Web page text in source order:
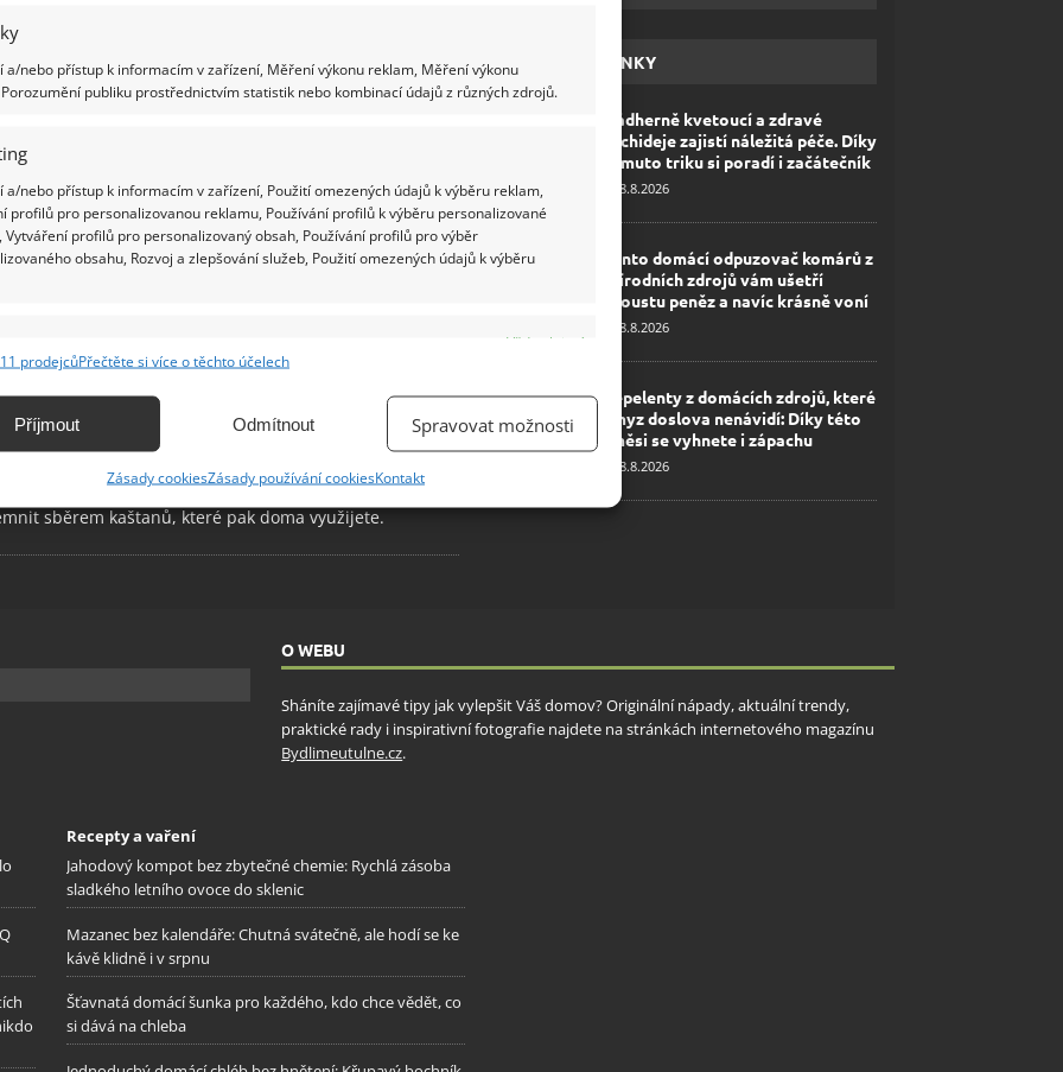
a/nebo přístup k informacím v zařízení, Měření výkonu reklam, Měření výkonu
publiku prostřednictvím statistik nebo kombinací údajů z různých zdrojů.
a/nebo přístup k informacím v zařízení, Použití omezených údajů k výběru reklam,
profilů pro personalizovanou reklamu, Používání profilů k výběru personalizované
Vytváření profilů pro personalizovaný obsah, Používání profilů pro výběr
obsahu, Rozvoj a zlepšování služeb, Použití omezených údajů k výběru
Vždy aktivní
zařízení na základě automaticky přenášených informací.
aktivně vyžádaných informací.
bezpečnosti, předcházení a zjišťování podvodů a
prodejcůPřečtěte si více o těchto účelech
Příjmout Odmítnout Spravovat možnosti
Zásady cookiesZásady používání cookiesKontakt
využití kaštanů v domácnosti by měl
naprosto každý. Zvládnou vyřešit časté
problémy
Od nepaměti se totiž traduje, že kaštan uklidňuje
kvalitní spánek. K podzimu neodmyslitelně patří
Tedy plody jírovce maďalu čili kaštanu
tradice nedovoluje prát jinak než
pracím práškem. K jeho
stačí jen pár kusů
Rady a tipy
a záplavou teplých jasných barev. Můžete si je
sběrem kaštanů, které pak doma využijete.
ŽHAVÉ NOVINKY
Nádherně kvetoucí a zdravé
orchideje zajistí náležitá péče. Díky
tomuto triku si poradí i začátečník
8.8.2026
Tento domácí odpuzovač komárů z
přírodních zdrojů vám ušetří
spoustu peněz a navíc krásně voní
8.8.2026
Repelenty z domácích zdrojů, které
hmyz doslova nenávidí: Díky této
směsi se vyhnete i zápachu
8.8.2026
O WEBU
Sháníte zajímavé tipy jak vylepšit Váš domov? Originální nápady, aktuální trendy,
praktické rady i inspirativní fotografie najdete na stránkách internetového magazínu
Bydlimeutulne.cz.
Recepty a vaření
Jahodový kompot bez zbytečné chemie: Rychlá zásoba
sladkého letního ovoce do sklenic
Mazanec bez kalendáře: Chutná svátečně, ale hodí se ke
kávě klidně i v srpnu
Šťavnatá domácí šunka pro každého, kdo chce vědět, co
si dává na chleba